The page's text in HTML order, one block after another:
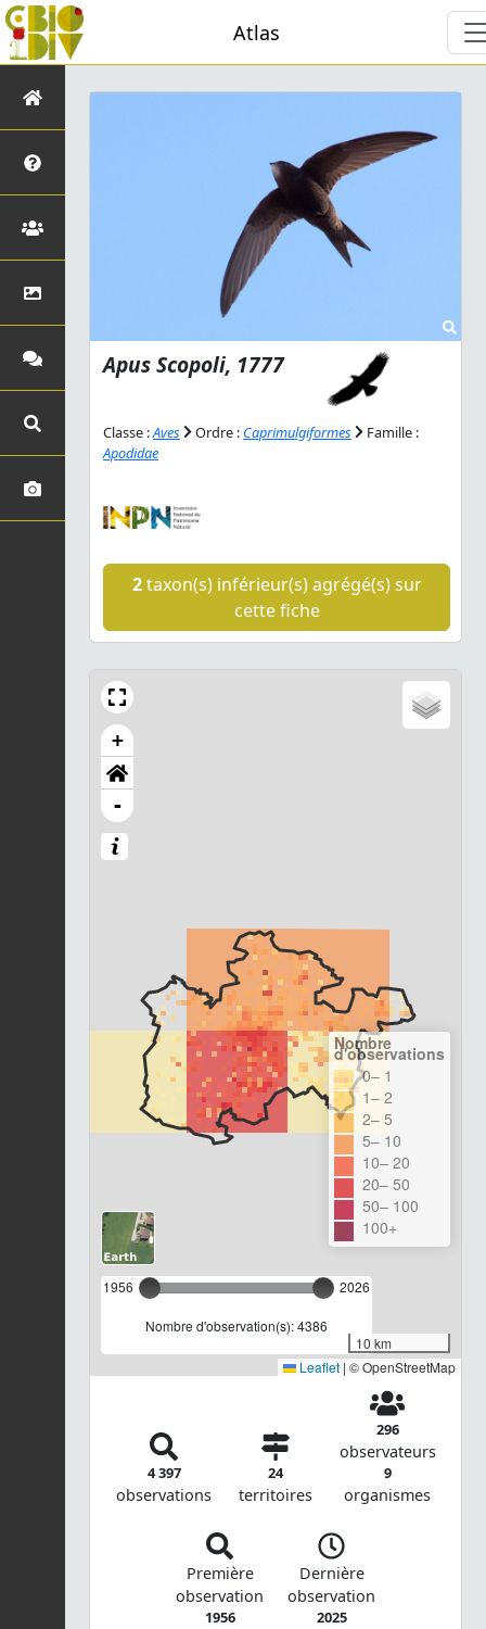
Atlas
ApusScopoli, 1777
Classe :Aves Ordre : Caprimulgiformes
Famille :
Apodidae
2taxon(s) inférieur(s) agrégé(s) sur
cette fiche
+
-
1956 2026
Nombre d'observation(s): 4386
Nombre
d'observations
0– 1
1– 2
2– 5
5– 10
10– 20
20– 50
50– 100
100+
10 km
Leaflet | © OpenStreetMap
4 397
observations
24
territoires
296
observateurs
9
organismes
Première
observation
1956
Dernière
observation
2025